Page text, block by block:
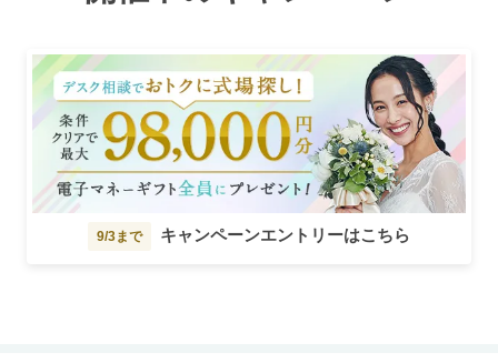
9/3まで キャンペーンエントリーはこちら